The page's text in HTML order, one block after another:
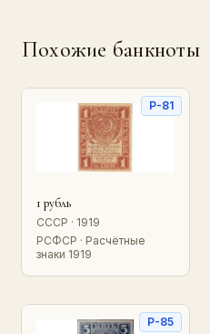
Похожие банкноты
P-81
1 рубль
СССР · 1919
РСФСР · Расчётные
знаки 1919
P-85